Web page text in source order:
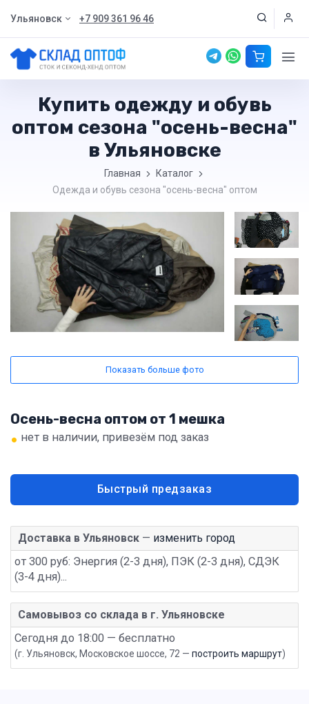
Ульяновск +7 909 361 96 46
Купить одежду и обувь
оптом сезона "осень-весна"
в Ульяновске
Главная
Каталог
Одежда и обувь сезона "осень-весна" оптом
Показать больше фото
Осень-весна оптом от 1 мешка
• нет в наличии, привезём под заказ
Быстрый предзаказ
Доставка в Ульяновск — изменить город
от 300 руб: Энергия (2-3 дня), ПЭК (2-3 дня), СДЭК
(3-4 дня)...
Самовывоз со склада в г. Ульяновске
Сегодня до 18:00 — бесплатно
(г. Ульяновск, Московское шоссе, 72 — построить маршрут)